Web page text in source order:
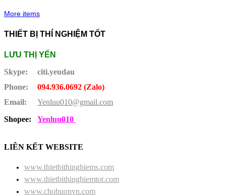
More items
THIẾT BỊ THÍ NGHIỆM TỐT
LƯU THỊ YẾN
Skype:
citi.yeudau
Phone:
094.936.0692 (Zalo)
Email:
Yenluu010@gmail.com
Shopee:
Yenluu010
LIÊN KẾT WEBSITE
www.thietbithinghiems.com
www.thietbithinghiemtot.com
www.chobuonvn.com